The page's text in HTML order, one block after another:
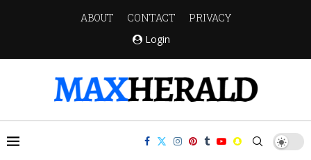
ABOUT CONTACT
PRIVACY
Login